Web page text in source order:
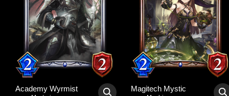
Academy Wyrmist Magitech Mystic